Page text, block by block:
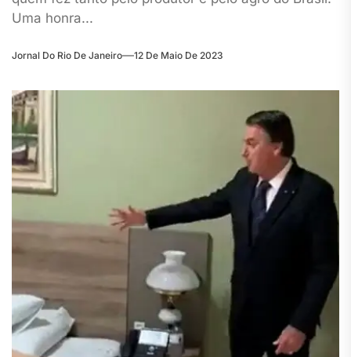
Uma honra...
Jornal Do Rio De Janeiro 12 De Maio De 2023